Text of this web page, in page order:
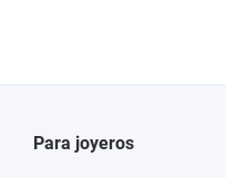
Para joyeros